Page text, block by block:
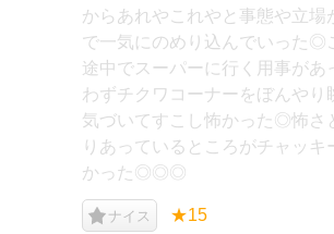
からあれやこれやと事態や立場
で一気にのめり込んでいった◎
途中でスーパーに行く用事があ
わずチクワコーナーをぼんやり
気づいてすこし怖かった◎怖さ
りあっているところがチャッキ
かった◎◎◎
ナイス ★15